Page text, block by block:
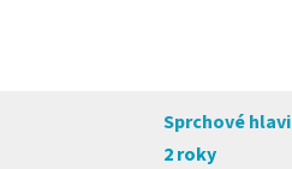
Sprchové
2 roky